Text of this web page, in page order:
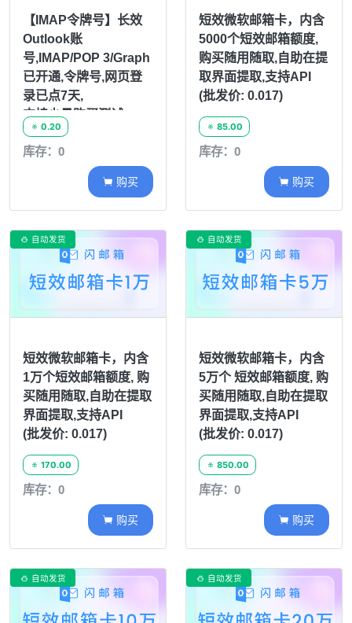
【IMAP令牌号】长效
Outlook账
号,IMAP/POP 3/Graph
已开通,令牌号,网页登
录已点7天,
支持少量购买测试
 0.20
库存：0
 购买
短效微软邮箱卡，内含
5000个短效邮箱额度,
购买随用随取,自助在提
取界面提取,支持API
(批发价: 0.017)
 85.00
库存：0
 购买
 自动发货
短效微软邮箱卡，内含
1万个短效邮箱额度, 购
买随用随取,自助在提取
界面提取,支持API
(批发价: 0.017)
 170.00
库存：0
 购买
 自动发货
短效微软邮箱卡，内含
5万个 短效邮箱额度, 购
买随用随取,自助在提取
界面提取,支持API
(批发价: 0.017)
 850.00
库存：0
 购买
 自动发货  自动发货